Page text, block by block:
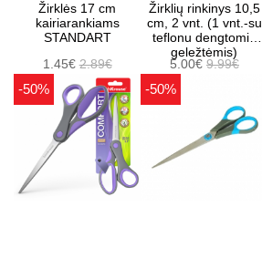
Žirklės 17 cm
kairiarankiams
STANDART
1.45€2.89€
Žirklių rinkinys 10,5
cm, 2 vnt. (1 vnt.-su
teflonu dengtomis
geležtėmis)
5.00€ 9.99€
-50% -50%